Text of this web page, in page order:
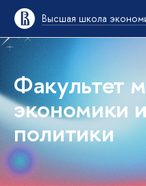
Высшая школа
Факультет
экономики
политики